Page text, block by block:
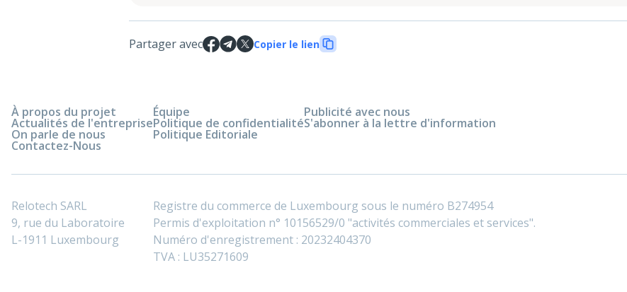
Partager avec Copier le lien
À propos du projet
Actualités de l'entreprise
On parle de nous
Contactez-Nous
Équipe
Politique de confidentialité
Politique Editoriale
Publicité avec nous
S'abonner à la lettre d'information
Relotech SARL
9, rue du Laboratoire
L-1911 Luxembourg
Registre du commerce de Luxembourg sous le numéro B274954
Permis d'exploitation n° 10156529/0 "activités commerciales et services".
Numéro d'enregistrement : 20232404370
TVA : LU35271609